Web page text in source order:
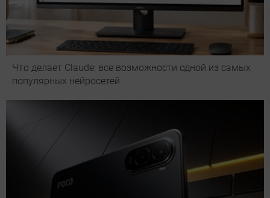
Что делает Сlaude: все возможности одной из самых
популярных нейросетей